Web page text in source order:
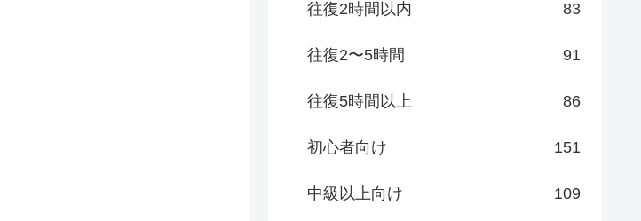
往復2時間以内 83
往復2〜5時間 91
往復5時間以上 86
初心者向け 151
中級以上向け 109